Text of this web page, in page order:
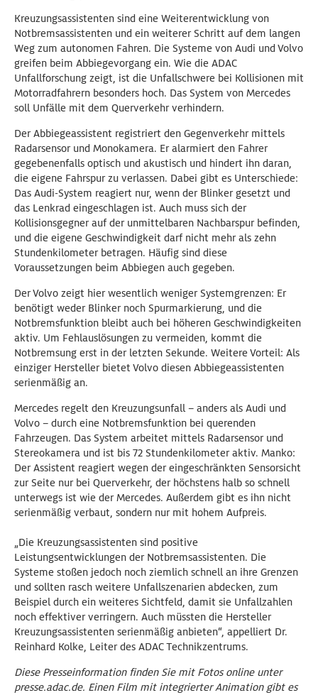
Kreuzungsassistenten sind eine Weiterentwicklung von
Notbremsassistenten und ein weiterer Schritt auf dem langen
Weg zum autonomen Fahren. Die Systeme von Audi und Volvo
greifen beim Abbiegevorgang ein. Wie die ADAC
Unfallforschung zeigt, ist die Unfallschwere bei Kollisionen mit
Motorradfahrern besonders hoch. Das System von Mercedes
soll Unfälle mit dem Querverkehr verhindern.
Der Abbiegeassistent registriert den Gegenverkehr mittels
Radarsensor und Monokamera. Er alarmiert den Fahrer
gegebenenfalls optisch und akustisch und hindert ihn daran,
die eigene Fahrspur zu verlassen. Dabei gibt es Unterschiede:
Das Audi-System reagiert nur, wenn der Blinker gesetzt und
das Lenkrad eingeschlagen ist. Auch muss sich der
Kollisionsgegner auf der unmittelbaren Nachbarspur befinden,
und die eigene Geschwindigkeit darf nicht mehr als zehn
Stundenkilometer betragen. Häufig sind diese
Voraussetzungen beim Abbiegen auch gegeben.
Der Volvo zeigt hier wesentlich weniger Systemgrenzen: Er
benötigt weder Blinker noch Spurmarkierung, und die
Notbremsfunktion bleibt auch bei höheren Geschwindigkeiten
aktiv. Um Fehlauslösungen zu vermeiden, kommt die
Notbremsung erst in der letzten Sekunde. Weitere Vorteil: Als
einziger Hersteller bietet Volvo diesen Abbiegeassistenten
serienmäßig an.
Mercedes regelt den Kreuzungsunfall – anders als Audi und
Volvo – durch eine Notbremsfunktion bei querenden
Fahrzeugen. Das System arbeitet mittels Radarsensor und
Stereokamera und ist bis 72 Stundenkilometer aktiv. Manko:
Der Assistent reagiert wegen der eingeschränkten Sensorsicht
zur Seite nur bei Querverkehr, der höchstens halb so schnell
unterwegs ist wie der Mercedes. Außerdem gibt es ihn nicht
serienmäßig verbaut, sondern nur mit hohem Aufpreis.
„Die Kreuzungsassistenten sind positive
Leistungsentwicklungen der Notbremsassistenten. Die
Systeme stoßen jedoch noch ziemlich schnell an ihre Grenzen
und sollten rasch weitere Unfallszenarien abdecken, zum
Beispiel durch ein weiteres Sichtfeld, damit sie Unfallzahlen
noch effektiver verringern. Auch müssten die Hersteller
Kreuzungsassistenten serienmäßig anbieten“, appelliert Dr.
Reinhard Kolke, Leiter des ADAC Technikzentrums.
Diese Presseinformation finden Sie mit Fotos online unter
presse.adac.de. Einen Film mit integrierter Animation gibt es